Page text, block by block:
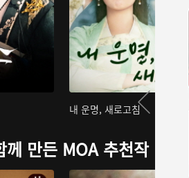
내 운명, 새로고침
께 만든 MOA 추천작